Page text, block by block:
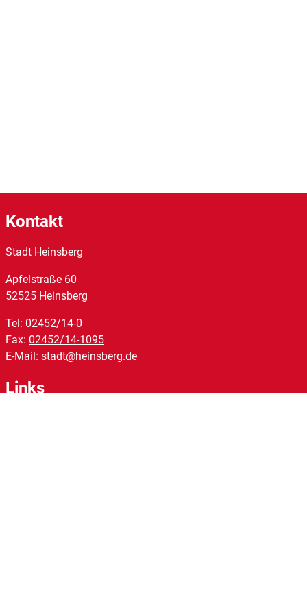
Kontakt
Stadt Heinsberg
Apfelstraße 60
52525 Heinsberg
Tel: 02452/14-0
Fax: 02452/14-1095
E-Mail: stadt@heinsberg.de
Links